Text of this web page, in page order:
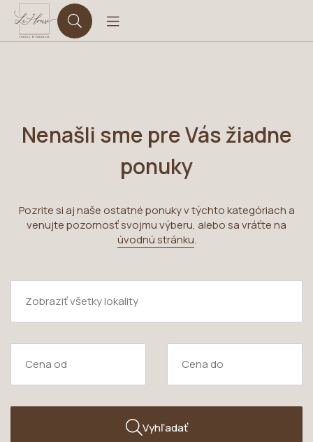
Nenašli sme pre Vás žiadne
ponuky
Pozrite si aj naše ostatné ponuky v týchto kategóriach a
venujte pozornosť svojmu výberu, alebo sa vráťte na
úvodnú stránku.
Vyhľadať